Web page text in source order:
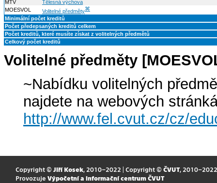
MTV
Tělesná výchova
MOESVOL
Volitelné předměty⌘
Minimální počet kreditů
Počet předepsaných kreditů celkem
Počet kreditů, které musíte získat z volitelných předmětů
Celkový počet kreditů
Volitelné předměty
~Nabídku volitelných
najdete na webových
http://www.fel.cvut.cz/cz/
Copyright © Jiří Kosek, 2010–2022 | Copyright © ČVUT, 2010–2022
Provozuje Výpočetní a informační centrum ČVUT